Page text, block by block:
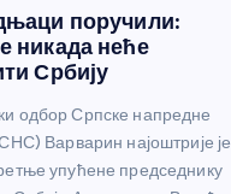
поручили:
никада неће
Србију
одбор Српске напредне
Варварин најоштрије је
упућене председнику